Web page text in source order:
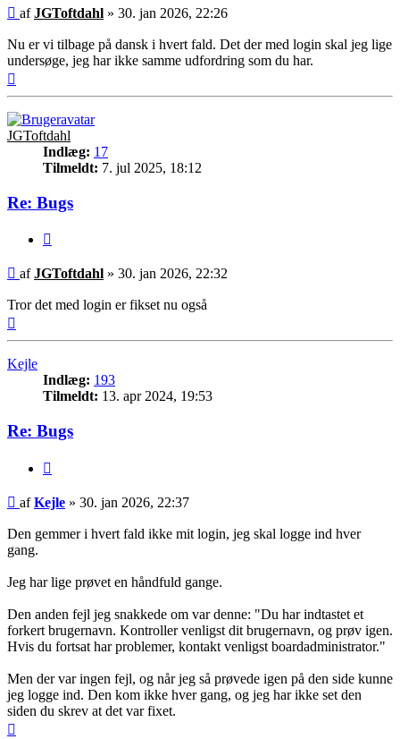
Indlæg
afJGToftdahl » 30. jan 2026, 22:26
Nu er vi tilbage på dansk i hvert fald. Det der med login skal jeg lige
undersøge, jeg har ikke samme udfordring som du har.
JGToftdahl
Indlæg: 17
Tilmeldt: 7. jul 2025, 18:12
Re: Bugs
Indlæg
afJGToftdahl » 30. jan 2026, 22:32
Tror det med login er fikset nu også
Kejle
Indlæg: 193
Tilmeldt: 13. apr 2024, 19:53
Re: Bugs
Indlæg
afKejle » 30. jan 2026, 22:37
Den gemmer i hvert fald ikke mit login, jeg skal logge ind hver
gang.
Jeg har lige prøvet en håndfuld gange.
Den anden fejl jeg snakkede om var denne: "Du har indtastet et
forkert brugernavn. Kontroller venligst dit brugernavn, og prøv igen.
Hvis du fortsat har problemer, kontakt venligst boardadministrator."
Men der var ingen fejl, og når jeg så prøvede igen på den side kunne
jeg logge ind. Den kom ikke hver gang, og jeg har ikke set den
siden du skrev at det var fixet.